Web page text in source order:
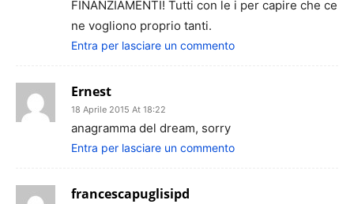
FINANZIAMENTI! Tutti con le i per capire che ce
ne vogliono proprio tanti.
Entra per lasciare un commento
Ernest
18 Aprile 2015 At 18:22
anagramma del dream, sorry
Entra per lasciare un commento
francescapuglisipd